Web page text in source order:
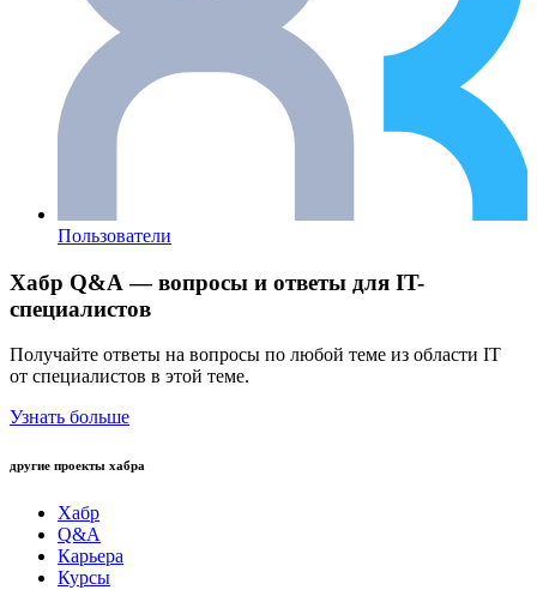
Пользователи
Хабр Q&A — вопросы и ответы для IT-
специалистов
Получайте ответы на вопросы по любой теме из области IT
от специалистов в этой теме.
Узнать больше
другие проекты хабра
Хабр
Q&A
Карьера
Курсы